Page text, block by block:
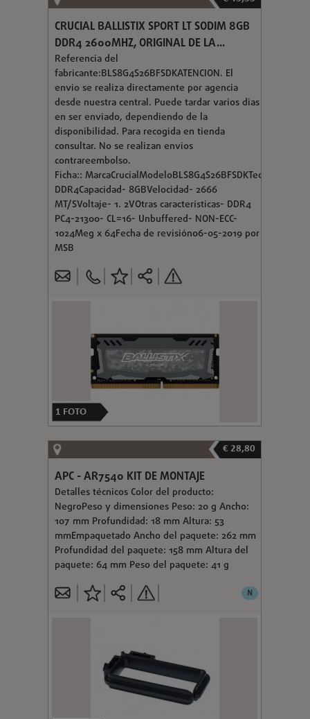
CRUCIAL BALLISTIX SPORT LT SODIM 8GB
DDR4 2600MHZ, ORIGINAL DE LA...
Referencia del
fabricante:BLS8G4S26BFSDKATENCION. El
envio se realiza directamente por agencia
desde nuestra central. Puede tardar varios dias
en ser enviado, dependiendo de la
disponibilidad. Para recogida en tienda
consultar. No se realizan envios
contrareembolso.
Ficha:: MarcaCrucialModeloBLS8G4S26BFSDKTecnología-
DDR4Capacidad- 8GBVelocidad- 2666
MT/SVoltaje- 1. 2VOtras características- DDR4
PC4-21300- CL=16- Unbuffered- NON-ECC-
1024Meg x 64Fecha de revisión06-05-2019 por
MSB
1 FOTO
€ 28,80
APC - AR7540 KIT DE MONTAJE
Detalles técnicos Color del producto:
NegroPeso y dimensiones Peso: 20 g Ancho:
107 mm Profundidad: 18 mm Altura: 53
mmEmpaquetado Ancho del paquete: 262 mm
Profundidad del paquete: 158 mm Altura del
paquete: 64 mm Peso del paquete: 41 g
N